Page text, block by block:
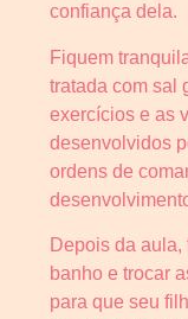
confiança dela.
Fiquem
tratada com sal
exercícios e as
desenvolvidos
ordens de
Depois da
banho e trocar
para que seu